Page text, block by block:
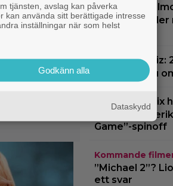
–
från
HBO Max
år – återvänder
dokumentär
Quiz|Filmquiz:
vad minns du
Netflix
Netflix
Finchers
Game”-spinoff
Kommande
”Michael 2”?
ett svar
tjänsten, avslag kan påverka
kan använda sitt berättigade intresse
inställningar när som helst
Godkänn alla
Dataskydd